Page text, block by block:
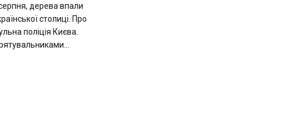
дерева впали
столиці. Про
поліція Києва.